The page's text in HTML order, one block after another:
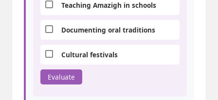
Teaching Amazigh in schools
Documenting oral traditions
Cultural festivals
Evaluate